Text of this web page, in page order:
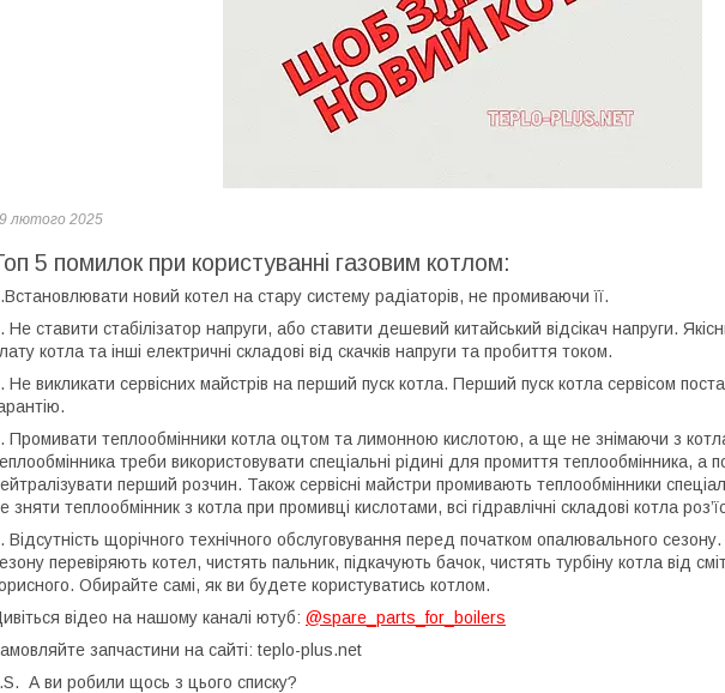
лютого 2025
5 помилок при користуванні газовим котлом:
новий котел на стару систему радіаторів, не промиваючи її.
Не ставити стабілізатор напруги, або ставити дешевий китайський відсікач напруги.
котла та інші електричні складові від скачків напруги та пробиття током.
Не викликати сервісних майстрів на перший пуск котла. Перший пуск котла сервісом
Промивати теплообмінники котла оцтом та лимонною кислотою, а ще не знімаючи з
треби використовувати спеціальні рідині для промиття теплообмінника, а
перший розчин. Також сервісні майстри промивають теплообмінники
зняти теплообмінник з котла при промивці кислотами, всі гідравлічні складові котла
Відсутність щорічного технічного обслуговування перед початком опалювального
перевіряють котел, чистять пальник, підкачують бачок, чистять турбіну котла від
Обирайте самі, як ви будете користуватись котлом.
відео на нашому каналі ютуб: @spare_parts_for_boilers
запчастини на сайті: teplo-plus.net
А ви робили щось з цього списку?